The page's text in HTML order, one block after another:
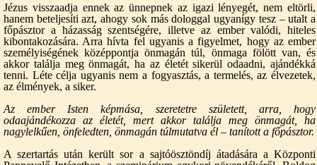
Jézus visszaadja ennek az ünnepnek az igazi lényegét, nem eltörli,
hanem beteljesíti azt, ahogy sok más dologgal ugyanígy tesz – utalt a
főpásztor a házasság szentségére, illetve az ember valódi, hiteles
kibontakozására. Arra hívta fel ugyanis a figyelmet, hogy az ember
személyiségének középpontja önmagán túl, önmaga fölött van, és
akkor találja meg önmagát, ha az életét sikerül odaadni, ajándékká
tenni. Léte célja ugyanis nem a fogyasztás, a termelés, az élvezetek,
az élmények, a siker.
Az ember Isten képmása, szeretetre született, arra, hogy
odaajándékozza az életét, mert akkor találja meg önmagát, ha
nagylelkűen, önfeledten, önmagán túlmutatva él – tanított a főpásztor.
A szertartás után került sor a sajtóösztöndíj átadására a Központi